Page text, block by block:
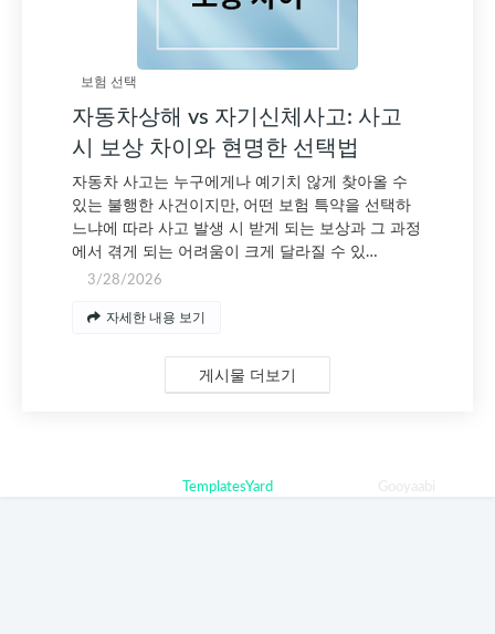
보험 선택
자동차상해 vs 자기신체사고: 사고
시 보상 차이와 현명한 선택법
자동차 사고는 누구에게나 예기치 않게 찾아올 수
있는 불행한 사건이지만, 어떤 보험 특약을 선택하
느냐에 따라 사고 발생 시 받게 되는 보상과 그 과정
에서 겪게 되는 어려움이 크게 달라질 수 있…
3/28/2026
자세한 내용 보기
게시물 더보기
TemplatesYard